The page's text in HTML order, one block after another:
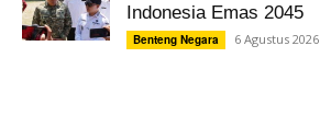
Indonesia Emas 2045
Benteng Negara 6 Agustus 2026